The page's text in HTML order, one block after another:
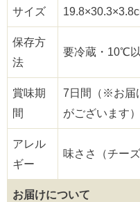
サイズ
保存方
法
要冷蔵・10℃以
賞味期
間
7日間（※お届
がございます）
アレル
ギー
味ささ（チー
お届けについて